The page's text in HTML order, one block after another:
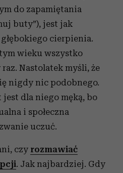
do zapamiętania
buty”), jest jak
cierpienia.
wieku wszystko
Nastolatek myśli, że
nigdy nic podobnego.
jest dla niego męką, bo
i społeczna
uczuć.
czy rozmawiać
. Jak najbardziej. Gdy